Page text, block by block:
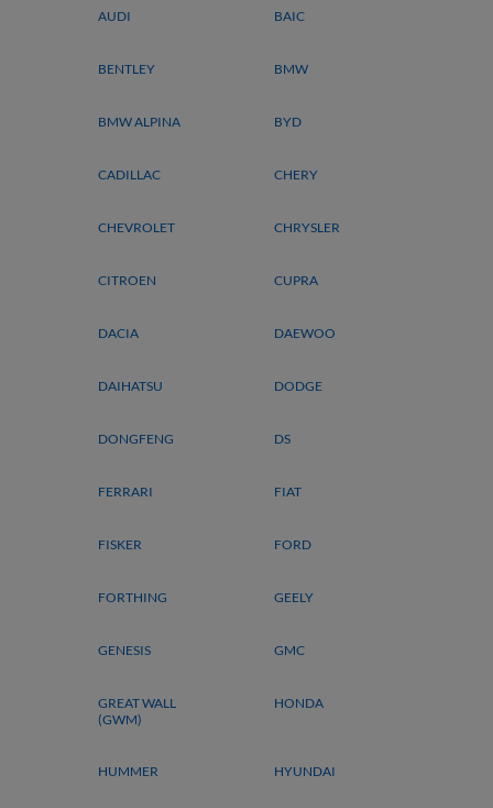
AUDI BAIC
BENTLEY BMW
BMW ALPINA BYD
CADILLAC CHERY
CHEVROLET CHRYSLER
CITROEN CUPRA
DACIA DAEWOO
DAIHATSU DODGE
DONGFENG DS
FERRARI FIAT
FISKER FORD
FORTHING GEELY
GENESIS GMC
GREAT WALL
(GWM)
HONDA
HUMMER HYUNDAI